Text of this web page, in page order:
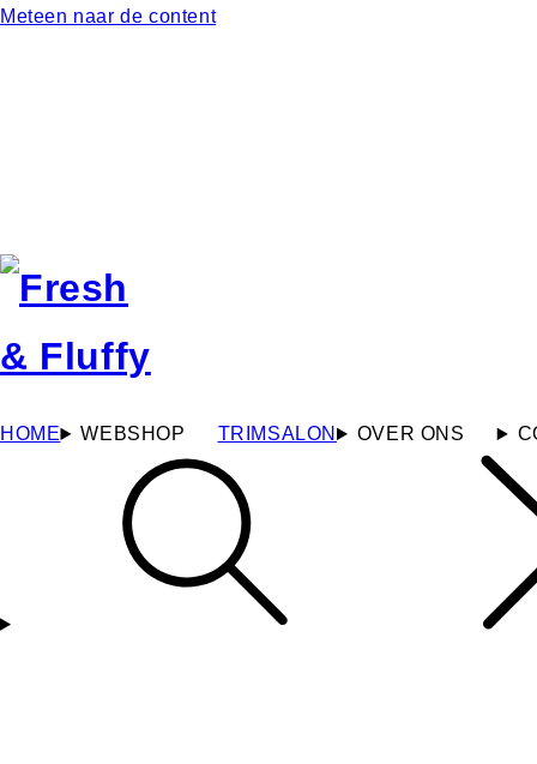
Meteen naar de content
HOME WEBSHOP TRIMSALON OVER ONS